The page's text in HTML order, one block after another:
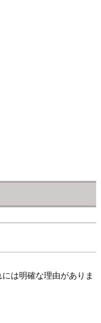
は明確な理由がありま